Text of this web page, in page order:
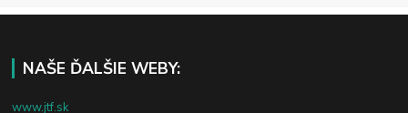
NAŠE ĎALŠIE WEBY:
www.jtf.sk